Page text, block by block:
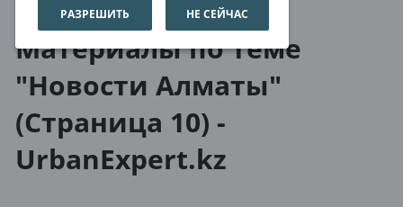
РАЗРЕШИТЬ НЕ СЕЙЧАС
О нас Метки
Материалы по теме
"Новости Алматы"
(Страница 10) -
UrbanExpert.kz